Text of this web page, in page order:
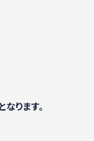
ります。